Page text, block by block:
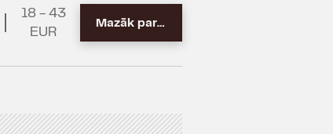
18 - 43
EUR
Mazāk par 10